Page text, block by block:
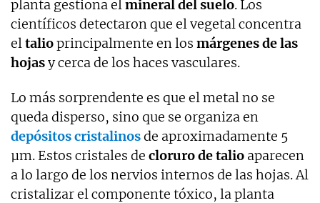
planta gestiona elmineral del suelo. Los
científicos detectaron que el vegetal concentra
eltalioprincipalmente en los márgenes de las
hojasy cerca de los haces vasculares.
Lo más sorprendente es que el metal no se
queda disperso, sino que se organiza en
depósitos cristalinosde aproximadamente 5
µm. Estos cristales de cloruro de talio aparecen
a lo largo de los nervios internos de las hojas. Al
cristalizar el componente tóxico, la planta